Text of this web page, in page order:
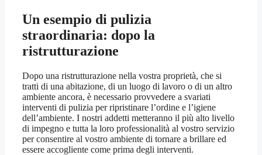
Un esempio di pulizia
straordinaria: dopo la
ristrutturazione
Dopo una ristrutturazione nella vostra proprietà, che si
tratti di una abitazione, di un luogo di lavoro o di un altro
ambiente ancora, è necessario provvedere a svariati
interventi di pulizia per ripristinare l’ordine e l’igiene
dell’ambiente. I nostri addetti metteranno il più alto livello
di impegno e tutta la loro professionalità al vostro servizio
per consentire al vostro ambiente di tornare a brillare ed
essere accogliente come prima degli interventi.